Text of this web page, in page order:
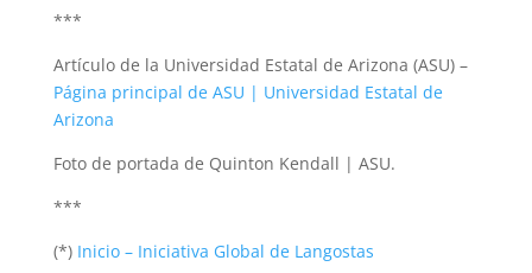
***
Artículo de la Universidad Estatal de Arizona (ASU) –
Página principal de ASU | Universidad Estatal de
Arizona
Foto de portada de Quinton Kendall | ASU.
***
(*) Inicio – Iniciativa Global de Langostas